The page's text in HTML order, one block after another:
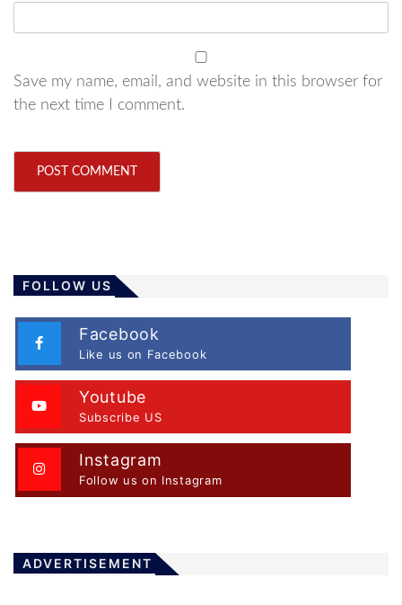
Save my name, email, and website in this browser for
the next time I comment.
FOLLOW US
Facebook
Like us on Facebook
Youtube
Subscribe US
Instagram
Follow us on Instagram
ADVERTISEMENT